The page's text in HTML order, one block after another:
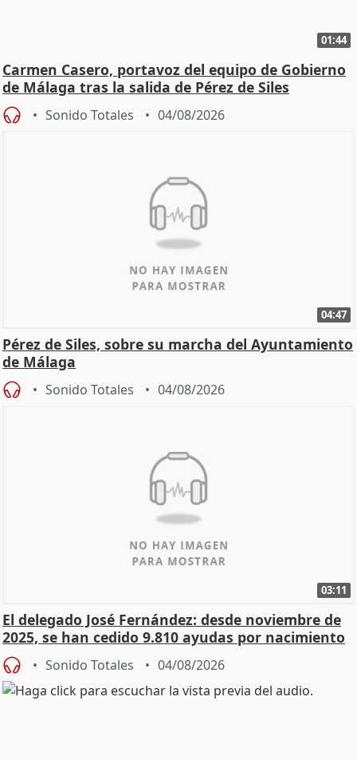
01:44
Carmen Casero, portavoz del equipo de Gobierno
de Málaga tras la salida de Pérez de Siles
Sonido Totales 04/08/2026
04:47
Pérez de Siles, sobre su marcha del Ayuntamiento
de Málaga
Sonido Totales 04/08/2026
03:11
El delegado José Fernández: desde noviembre de
2025, se han cedido 9.810 ayudas por nacimiento
Sonido Totales 04/08/2026